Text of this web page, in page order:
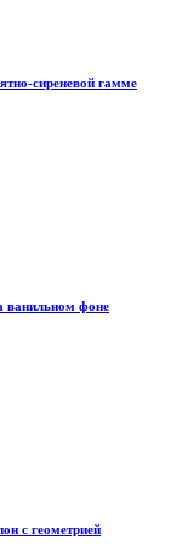
сиреневой гамме
ванильном фоне
с геометрией